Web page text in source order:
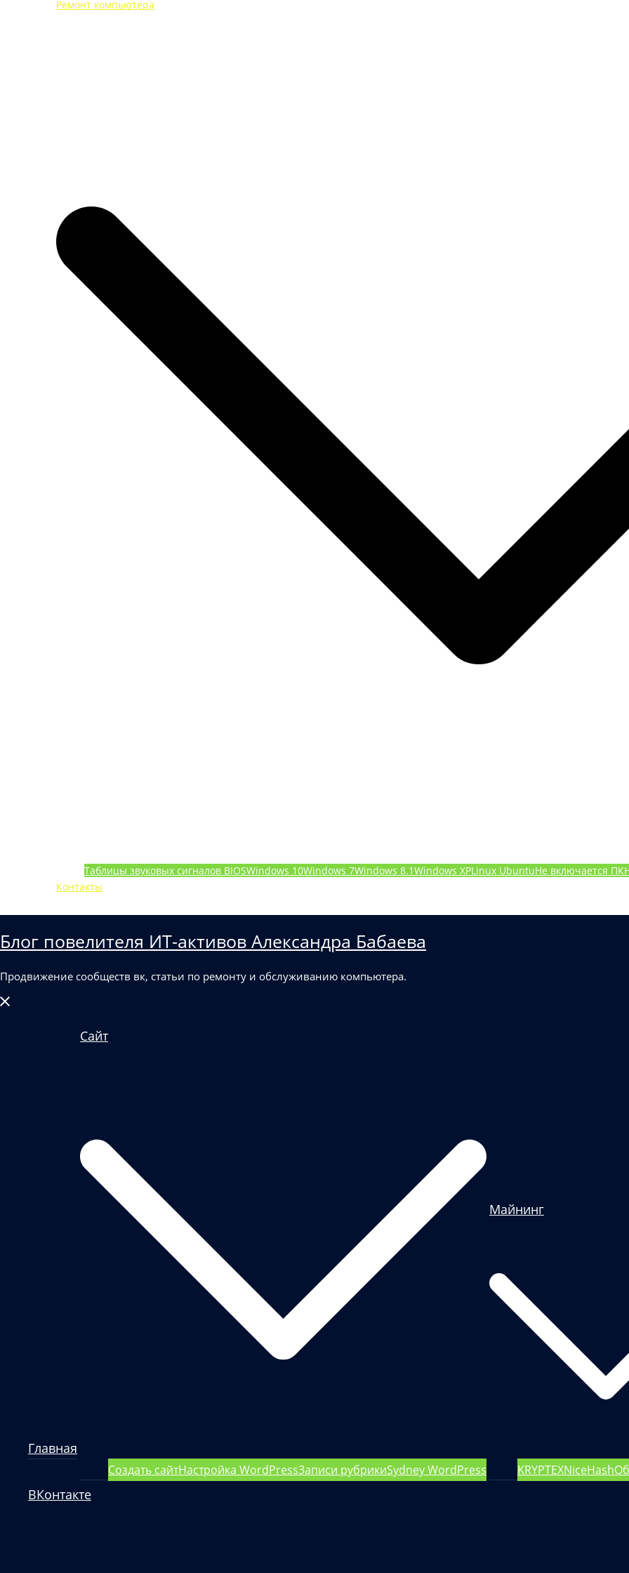
Ремонт компьютера
Таблицы звуковых сигналов BIOSWindows 10Windows 7Windows 8.1Windows XPLinux UbuntuНе включается ПК
Контакты
Блог повелителя ИТ-активов Александра Бабаева
Продвижение сообществ вк, статьи по ремонту и обслуживанию компьютера.
Закрыть
Главная
Сайт
Создать сайтНастройка WordPressЗаписи рубрикиSydney WordPress
Майнинг
KRYPTEXNiceHash
ВКонтакте